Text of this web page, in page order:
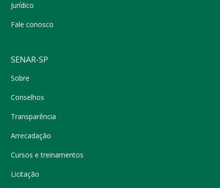
Jurídico
Fale conosco
SENAR-SP
Sobre
Conselhos
Transparência
Arrecadação
Cursos e treinamentos
Licitação